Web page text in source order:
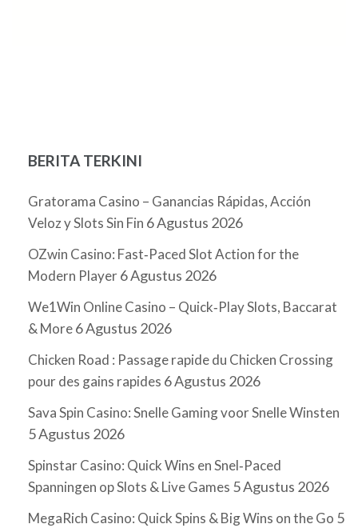
BERITA TERKINI
Gratorama Casino – Ganancias Rápidas, Acción
Veloz y Slots Sin Fin 6 Agustus 2026
OZwin Casino: Fast‑Paced Slot Action for the
Modern Player6 Agustus 2026
We1Win Online Casino – Quick‑Play Slots, Baccarat
& More6 Agustus 2026
Chicken Road : Passage rapide du Chicken Crossing
pour des gains rapides 6 Agustus 2026
Sava Spin Casino: Snelle Gaming voor Snelle Winsten
5 Agustus 2026
Spinstar Casino: Quick Wins en Snel‑Paced
Spanningen op Slots & Live Games 5 Agustus 2026
MegaRich Casino: Quick Spins & Big Wins on the Go 5